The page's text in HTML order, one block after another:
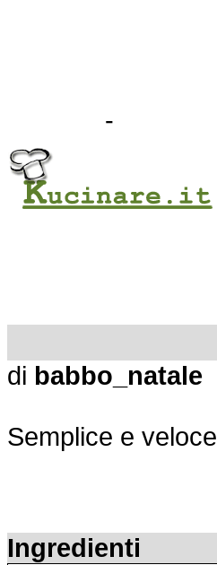
-
di babbo_natale
Semplice e veloce
Ingredienti